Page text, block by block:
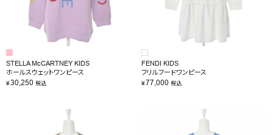
STELLA McCARTNEY KIDS
ホールスウェットワンピース
¥30,250 税込
FENDI KIDS
フリルフードワンピース
¥77,000 税込